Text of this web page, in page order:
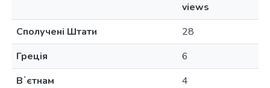
views
Сполучені Штати
28
Греція
6
Вʼєтнам
4